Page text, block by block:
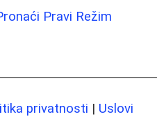
Pravi Režim
privatnosti | Uslovi